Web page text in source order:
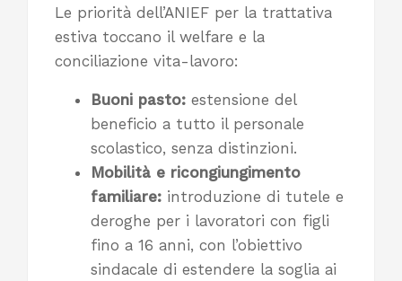
Le priorità dell’ANIEF per la trattativa
estiva toccano il welfare e la
conciliazione vita-lavoro:
Buoni pasto: estensione del
beneficio a tutto il personale
scolastico, senza distinzioni.
Mobilità e ricongiungimento
familiare: introduzione di tutele e
deroghe per i lavoratori con figli
fino a 16 anni, con l’obiettivo
sindacale di estendere la soglia ai